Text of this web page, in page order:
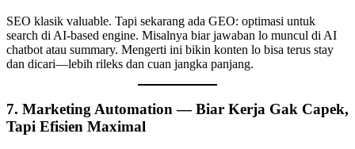
SEO klasik valuable. Tapi sekarang ada GEO: optimasi untuk
search di AI-based engine. Misalnya biar jawaban lo muncul di AI
chatbot atau summary. Mengerti ini bikin konten lo bisa terus stay
dan dicari—lebih rileks dan cuan jangka panjang.
7. Marketing Automation — Biar Kerja Gak Capek,
Tapi Efisien Maximal